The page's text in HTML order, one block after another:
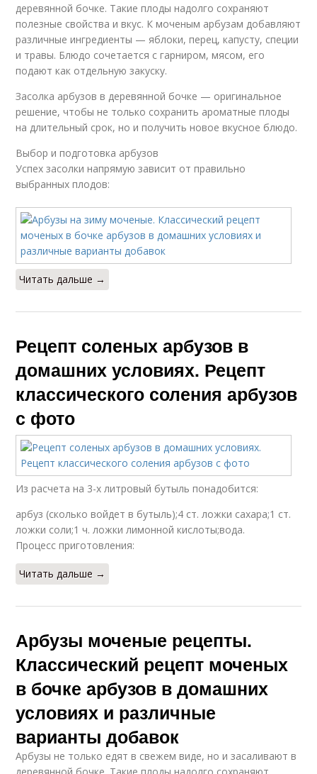
деревянной бочке. Такие плоды надолго сохраняют
полезные свойства и вкус. К моченым арбузам добавляют
различные ингредиенты — яблоки, перец, капусту, специи
и травы. Блюдо сочетается с гарниром, мясом, его
подают как отдельную закуску.
Засолка арбузов в деревянной бочке — оригинальное
решение, чтобы не только сохранить ароматные плоды
на длительный срок, но и получить новое вкусное блюдо.
Выбор и подготовка арбузов
Успех засолки напрямую зависит от правильно
выбранных плодов:
Читать дальше →
Рецепт соленых арбузов в
домашних условиях. Рецепт
классического соления арбузов
с фото
Из расчета на 3-х литровый бутыль понадобится:
арбуз (сколько войдет в бутыль);4 ст. ложки сахара;1 ст.
ложки соли;1 ч. ложки лимонной кислоты;вода.
Процесс приготовления:
Читать дальше →
Арбузы моченые рецепты.
Классический рецепт моченых
в бочке арбузов в домашних
условиях и различные
варианты добавок
Арбузы не только едят в свежем виде, но и засаливают в
деревянной бочке. Такие плоды надолго сохраняют